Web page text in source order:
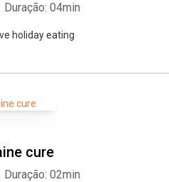
Duração: 04min
holiday eating
cure
Duração: 02min